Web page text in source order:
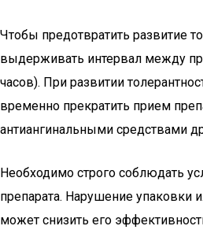
Чтобы предотвратить развитие
выдерживать интервал между
часов). При развитии
временно прекратить прием
антиангинальными средствами
Необходимо строго соблюдать
препарата. Нарушение упаковки
может снизить его